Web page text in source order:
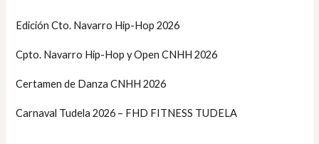
Edición Cto. Navarro Hip-Hop 2026
Cpto. Navarro Hip-Hop y Open CNHH 2026
Certamen de Danza CNHH 2026
Carnaval Tudela 2026 – FHD FITNESS TUDELA